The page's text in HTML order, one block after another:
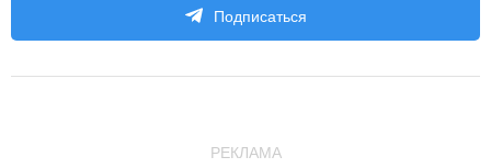
Подписаться
РЕКЛАМА